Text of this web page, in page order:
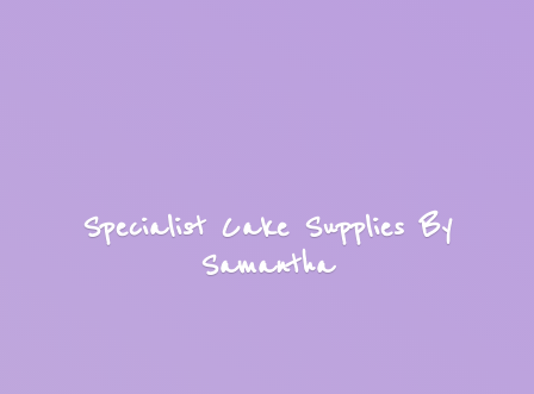
Specialist Cake SuppliesBy
Samantha